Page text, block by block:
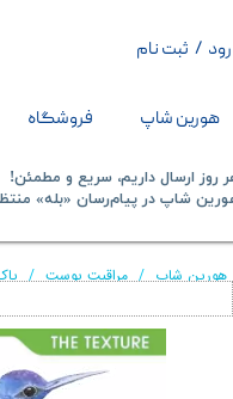
هورین شاپ فروشگاه
/ ثبت نام
حساب کاربری من
تغییر گذر واژه
خروج از حساب کاربری
روز ارسال داریم، سریع و مطمئن!
شاپ در پیام‌رسان «بله»
هورین شاپ مراقبت پوست